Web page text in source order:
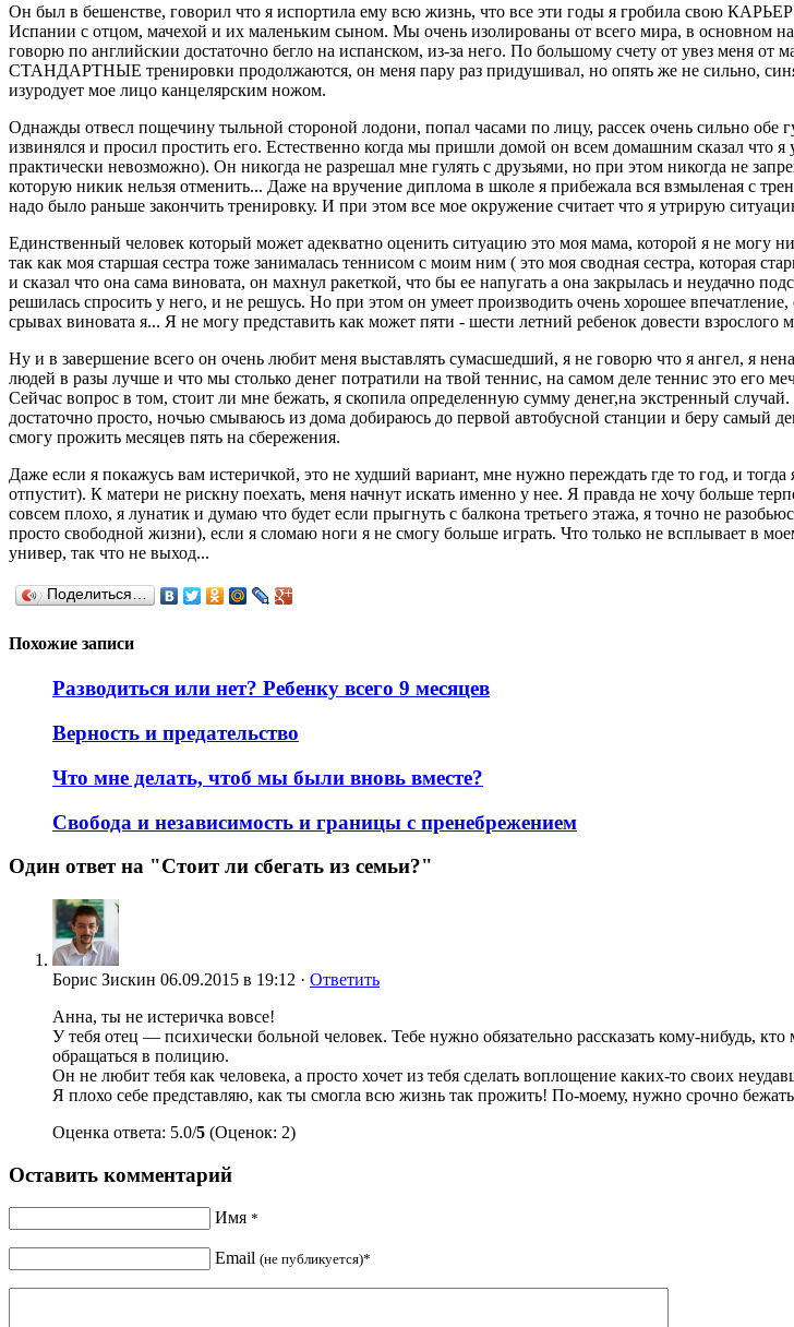
Он был в бешенстве, говорил что я испортила ему всю жизнь, что все эти годы я гробила свою
Испании с отцом, мачехой и их маленьким сыном. Мы очень изолированы от всего мира, в основном
говорю по английскии достаточно бегло на испанском, из-за него. По большому счету от увез меня
СТАНДАРТНЫЕ тренировки продолжаются, он меня пару раз придушивал, но опять же не сильно,
изуродует мое лицо канцелярским ножом.
Однажды отвесл пощечину тыльной стороной лодони, попал часами по лицу, рассек очень сильно
извинялся и просил простить его. Естественно когда мы пришли домой он всем домашним сказал что я
практически невозможно). Он никогда не разрешал мне гулять с друзьями, но при этом никогда не
которую никик нельзя отменить... Даже на вручение диплома в школе я прибежала вся взмыленая с
надо было раньше закончить тренировку. И при этом все мое окружение считает что я утрирую
Единственный человек который может адекватно оценить ситуацию это моя мама, которой я не могу
так как моя старшая сестра тоже занималась теннисом с моим ним ( это моя сводная сестра, которая
и сказал что она сама виновата, он махнул ракеткой, что бы ее напугать а она закрылась и неудачно
решилась спросить у него, и не решусь. Но при этом он умеет производить очень хорошее
срывах виновата я... Я не могу представить как может пяти - шести летний ребенок довести взрослого
Ну и в завершение всего он очень любит меня выставлять сумасшедший, я не говорю что я ангел, я
людей в разы лучше и что мы столько денег потратили на твой теннис, на самом деле теннис это его
Сейчас вопрос в том, стоит ли мне бежать, я скопила определенную сумму денег,на экстренный
достаточно просто, ночью смываюсь из дома добираюсь до первой автобусной станции и беру самый
смогу прожить месяцев пять на сбережения.
Даже если я покажусь вам истеричкой, это не худший вариант, мне нужно переждать где то год, и
отпустит). К матери не рискну поехать, меня начнут искать именно у нее. Я правда не хочу больше
совсем плохо, я лунатик и думаю что будет если прыгнуть с балкона третьего этажа, я точно не
просто свободной жизни), если я сломаю ноги я не смогу больше играть. Что только не всплывает в
универ, так что не выход...
Поделиться…
Похожие записи
Разводиться или нет? Ребенку всего 9 месяцев
Верность и предательство
Что мне делать, чтоб мы были вновь вместе?
Свобода и независимость и границы с пренебрежением
Один ответ на "Стоит ли сбегать из семьи?"
Борис Зискин 06.09.2015 в 19:12 · Ответить
Анна, ты не истеричка вовсе!
У тебя отец — психически больной человек. Тебе нужно обязательно рассказать кому-нибудь,
обращаться в полицию.
Он не любит тебя как человека, а просто хочет из тебя сделать воплощение каких-то своих
Я плохо себе представляю, как ты смогла всю жизнь так прожить! По-моему, нужно срочно
Оценка ответа: 5.0/5 (Оценок: 2)
Оставить комментарий
Имя *
Email (не публикуется)*